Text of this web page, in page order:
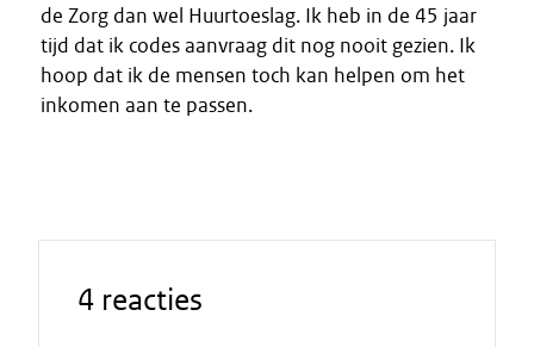
de Zorg dan wel Huurtoeslag. Ik heb in de 45 jaar
tijd dat ik codes aanvraag dit nog nooit gezien. Ik
hoop dat ik de mensen toch kan helpen om het
inkomen aan te passen.
4 reacties